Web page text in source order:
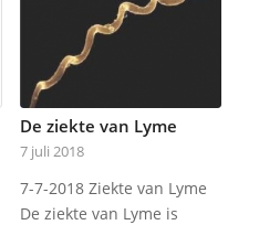
De ziekte van Lyme
7 juli 2018
7-7-2018 Ziekte van Lyme
De ziekte van Lyme is